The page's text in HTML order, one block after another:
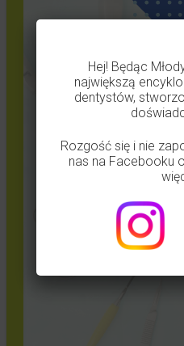
Hej! Będąc
największą
dentystów,
Rozgość się i nie
nas na Facebooku